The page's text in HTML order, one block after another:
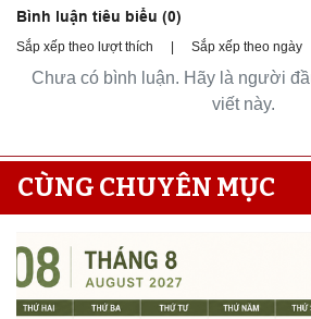
Bình luận tiêu biểu (0)
Sắp xếp theo lượt thích Sắp xếp theo ngày
Chưa có bình luận. Hãy là người
viết này.
CÙNG CHUYÊN MỤC